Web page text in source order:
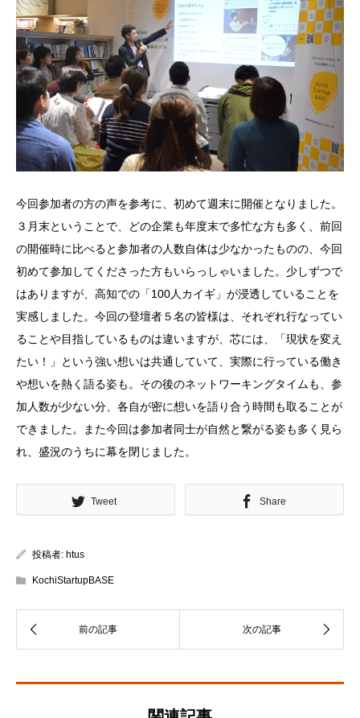
今回参加者の方の声を参考に、初めて週末に開催となりました。
３月末ということで、どの企業も年度末で多忙な方も多く、前回
の開催時に比べると参加者の人数自体は少なかったものの、今回
初めて参加してくださった方もいらっしゃいました。少しずつで
はありますが、高知での「100人カイギ」が浸透していることを
実感しました。今回の登壇者５名の皆様は、それぞれ行なってい
ることや目指しているものは違いますが、芯には、「現状を変え
たい！」という強い想いは共通していて、実際に行っている働き
や想いを熱く語る姿も。その後のネットワーキングタイムも、参
加人数が少ない分、各自が密に想いを語り合う時間も取ることが
できました。また今回は参加者同士が自然と繋がる姿も多く見ら
れ、盛況のうちに幕を閉じました。
Tweet Share
投稿者: htus
KochiStartupBASE